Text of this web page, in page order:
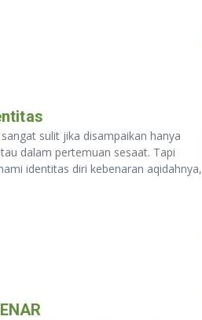
sulit jika disampaikan hanya
dalam pertemuan sesaat. Tapi
identitas diri kebenaran aqidahnya,